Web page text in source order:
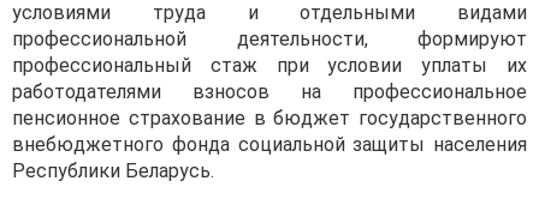
условиями труда и отдельными видами
профессиональной деятельности, формируют
профессиональный стаж при условии уплаты их
работодателями взносов на профессиональное
пенсионное страхование в бюджет государственного
внебюджетного фонда социальной защиты населения
Республики Беларусь.